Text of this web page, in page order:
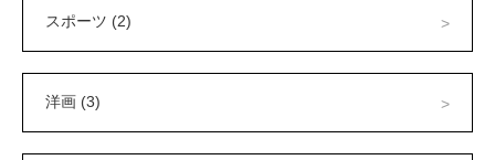
スポーツ (2)
洋画 (3)